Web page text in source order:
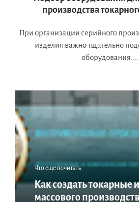
производства
При организации серийного
изделия важно тщательно
оборудования....
Что еще почитать:
Как создать токарные
массового